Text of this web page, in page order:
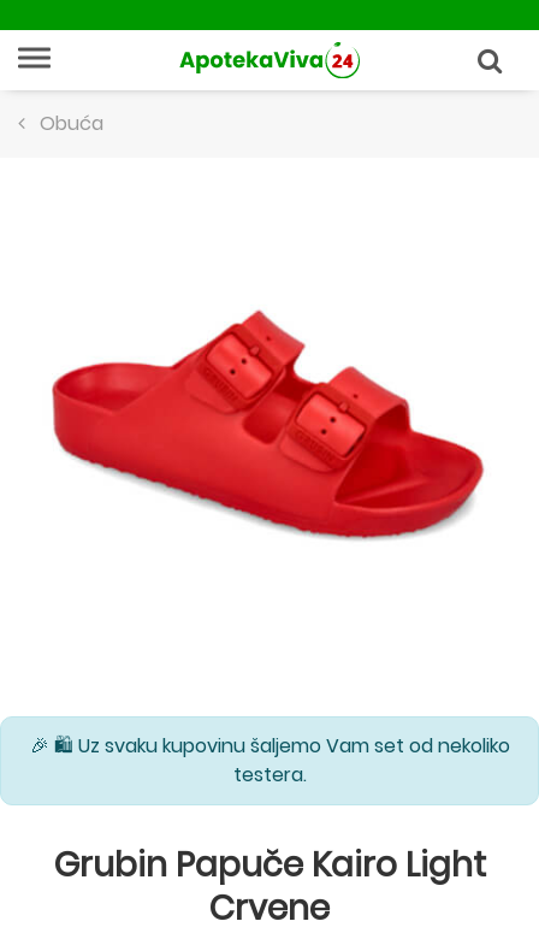
Obuća
🎉 🛍️ Uz svaku kupovinu šaljemo Vam set od nekoliko
testera.
Grubin Papuče Kairo Light
Crvene